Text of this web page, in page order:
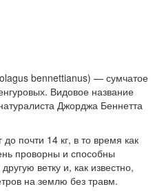
bennettianus) — сумчатое
Видовое название
Джорджа Беннетта
почти 14 кг, в то время как
проворны и способны
ветку и, как известно,
на землю без травм.